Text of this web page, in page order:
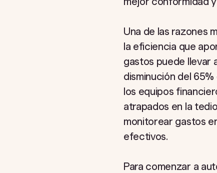
Una de las razones
la eficiencia que
gastos puede llevar
disminución del
los equipos
atrapados en la
monitorear gastos
efectivos.
Para comenzar a